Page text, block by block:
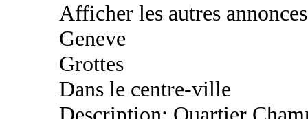
Afficher les autres
Geneve
Grottes
Dans le centre-ville